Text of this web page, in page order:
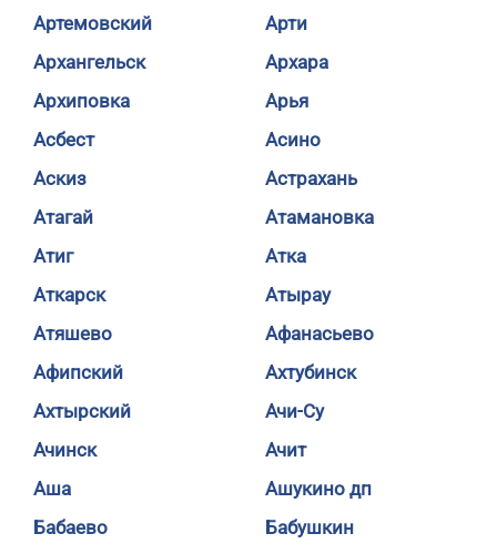
Артемовский
Арти
Архангельск
Архара
Архиповка
Арья
Асбест
Асино
Аскиз
Астрахань
Атагай
Атамановка
Атиг
Атка
Аткарск
Атырау
Атяшево
Афанасьево
Афипский
Ахтубинск
Ахтырский
Ачи-Су
Ачинск
Ачит
Аша
Ашукино дп
Бабаево
Бабушкин